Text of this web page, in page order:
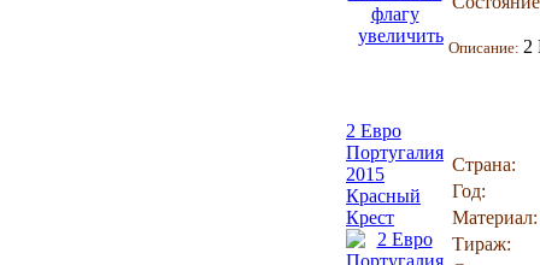
увеличить
Описание: 2
2 Евро
Португалия
2015
Красный
Крест
Страна:
Год:
Материал:
Тираж: